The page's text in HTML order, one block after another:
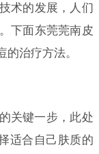
术的发展，人们
下面东莞莞南皮
治疗方法。
关键一步，此处
适合自己肤质的